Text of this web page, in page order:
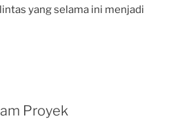
yang selama ini menjadi
Proyek